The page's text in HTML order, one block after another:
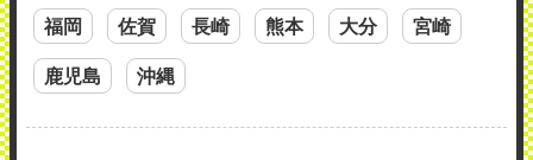
福岡 佐賀 長崎 熊本 大分 宮崎
鹿児島 沖縄